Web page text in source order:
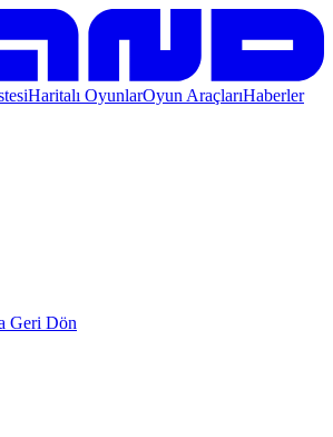
Haritalı OyunlarOyun AraçlarıHaberler
Geri Dön